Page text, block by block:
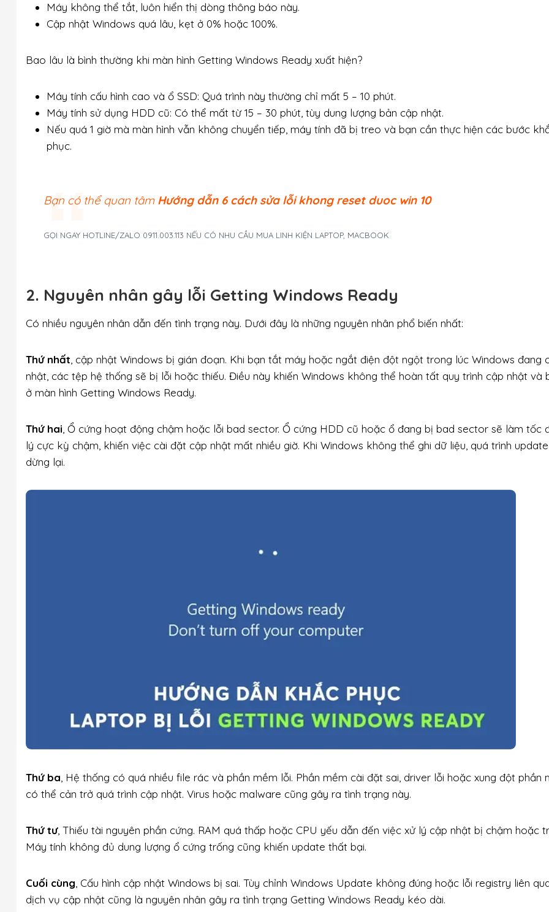
Máy không thể tắt, luôn hiển thị dòng thông báo này.
Cập nhật Windows quá lâu, kẹt ở 0% hoặc 100%.
Bao lâu là bình thường khi màn hình Getting Windows Ready xuất hiện?
Máy tính cấu hình cao và ổ SSD: Quá trình này thường chỉ mất 5 – 10 phút.
Máy tính sử dụng HDD cũ: Có thể mất từ 15 – 30 phút, tùy dung lượng bản cập nhật.
Nếu quá 1 giờ mà màn hình vẫn không chuyển tiếp, máy tính đã bị treo và bạn cần thực hiện các bước
phục.
Bạn có thể quan tâm Hướng dẫn 6 cách sửa lỗi khong reset duoc win 10
GỌI NGAY HOTLINE/ZALO 0911.003.113 NẾU CÓ NHU CẦU MUA LINH KIỆN LAPTOP, MACBOOK
2. Nguyên nhân gây lỗi Getting Windows Ready
Có nhiều nguyên nhân dẫn đến tình trạng này. Dưới đây là những nguyên nhân phổ biến nhất:
Thứ nhất , cập nhật Windows bị gián đoạn. Khi bạn tắt máy hoặc ngắt điện đột ngột trong lúc Windows đang
nhật, các tệp hệ thống sẽ bị lỗi hoặc thiếu. Điều này khiến Windows không thể hoàn tất quy trình cập nhật và
ở màn hình Getting Windows Ready.
Thứ hai , Ổ cứng hoạt động chậm hoặc lỗi bad sector. Ổ cứng HDD cũ hoặc ổ đang bị bad sector sẽ làm tốc
lý cực kỳ chậm, khiến việc cài đặt cập nhật mất nhiều giờ. Khi Windows không thể ghi dữ liệu, quá trình
dừng lại.
Thứ ba , Hệ thống có quá nhiều file rác và phần mềm lỗi. Phần mềm cài đặt sai, driver lỗi hoặc xung đột phần
có thể cản trở quá trình cập nhật. Virus hoặc malware cũng gây ra tình trạng này.
Thứ tư, Thiếu tài nguyên phần cứng. RAM quá thấp hoặc CPU yếu dẫn đến việc xử lý cập nhật bị chậm hoặc
Máy tính không đủ dung lượng ổ cứng trống cũng khiến update thất bại.
Cuối cùng , Cấu hình cập nhật Windows bị sai. Tùy chỉnh Windows Update không đúng hoặc lỗi registry liên
dịch vụ cập nhật cũng là nguyên nhân gây ra tình trạng Getting Windows Ready kéo dài.